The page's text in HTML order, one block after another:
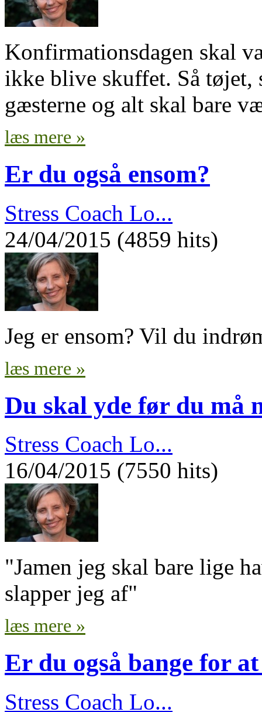
Konfirmationsdagen skal
ikke blive skuffet. Så tøjet,
gæsterne og alt skal bare
læs mere »
Er du også ensom?
Stress Coach Lo...
24/04/2015 (4859 hits)
Jeg er ensom? Vil du
læs mere »
Du skal yde før du må
Stress Coach Lo...
16/04/2015 (7550 hits)
"Jamen jeg skal bare lige
slapper jeg af"
læs mere »
Er du også bange for
Stress Coach Lo...